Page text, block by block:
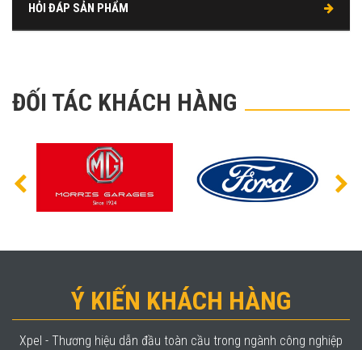
HỎI ĐÁP SẢN PHẨM
ĐỐI TÁC KHÁCH HÀNG
Ý KIẾN KHÁCH HÀNG
Xpel - Thương hiệu dẫn đầu toàn cầu trong ngành công nghiệp